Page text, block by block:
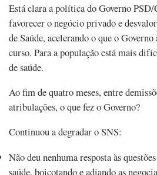
Está clara a política do Governo PSD/
favorecer o negócio privado e
de Saúde, acelerando o que o
curso. Para a população está mais
de saúde.
Ao fim de quatro meses, entre
atribulações, o que fez o Governo?
Continuou a degradar o SNS:
Não deu nenhuma resposta às
saúde, boicotando e adiando as